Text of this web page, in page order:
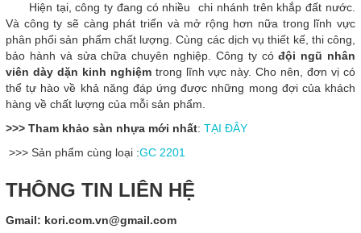
Hiện tại, công ty đang có nhiều chi nhánh trên khắp đất nước.
Và công ty sẽ càng phát triển và mở rộng hơn nữa trong lĩnh vực
phân phối sản phẩm chất lượng. Cùng các dịch vụ thiết kế, thi công,
bảo hành và sửa chữa chuyên nghiệp. Công ty cóđội ngũ nhân
viên dày dặn kinh nghiệm trong lĩnh vực này. Cho nên, đơn vị có
thể tự hào về khả năng đáp ứng được những mong đợi của khách
hàng về chất lượng của mỗi sản phẩm.
>>> Tham khảo sàn nhựa mới nhất: TẠI ĐÂY
>>> Sản phẩm cùng loại :GC 2201
THÔNG TIN LIÊN HỆ
Gmail: kori.com.vn@gmail.com